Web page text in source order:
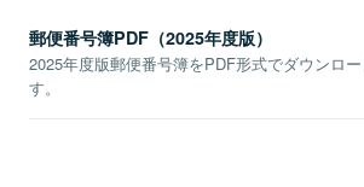
郵便番号簿PDF（2025年度版）
2025年度版郵便番号簿をPDF形式でダウンロー
す。